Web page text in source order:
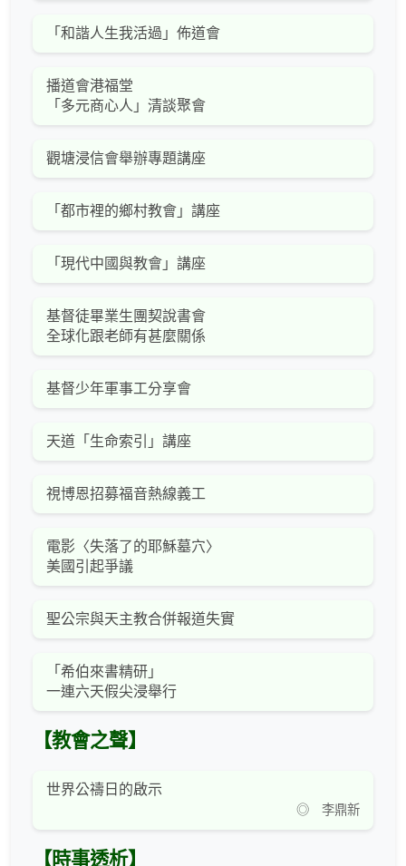
「和諧人生我活過」佈道會
播道會港福堂
「多元商心人」清談聚會
觀塘浸信會舉辦專題講座
「都市裡的鄉村教會」講座
「現代中國與教會」講座
基督徒畢業生團契說書會
全球化跟老師有甚麼關係
基督少年軍事工分享會
天道「生命索引」講座
視博恩招募福音熱線義工
電影〈失落了的耶穌墓穴〉
美國引起爭議
聖公宗與天主教合併報道失實
「希伯來書精研」
一連六天假尖浸舉行
【教會之聲】
世界公禱日的啟示
◎ 李鼎新
【時事透析】